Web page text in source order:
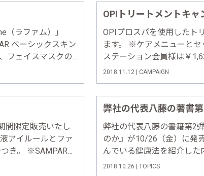
（ラファム）」
ベーシックスキン
フェイスマスクの3
い方におすすめ
OPIトリートメントキャ
OPIプロスパを使用したト
ます。 ※ケアメニューと
ステーション会員様は￥
2018/12/31（月）まで
フェイシャルケアに使われ
2018.11.12 | CAMPAIGN
間限定販売いたし
アイルールとファ
き。 ※SAMPARセ
￥2,808 ハンドク
弊社の代表八藤の書籍第2
のか』が10/26（金）に発
んでいる健康法を紹介し
とで、さらに掘り下げ、よ
2018.10.26 | TOPICS